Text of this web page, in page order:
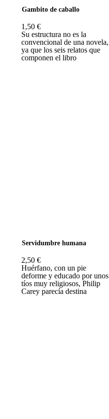
Gambito de caballo
1,50 €
Su estructura no es la
convencional de una novela,
ya que los seis relatos que
componen el libro
Servidumbre humana
2,50 €
Huérfano, con un pie
deforme y educado por unos
tíos muy religiosos, Philip
Carey parecía destina